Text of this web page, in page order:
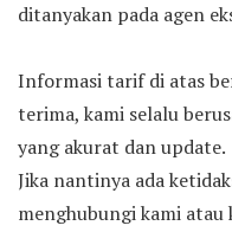
ditanyakan pada agen
Informasi tarif di atas
terima, kami selalu
yang akurat dan update.
Jika nantinya ada
menghubungi kami